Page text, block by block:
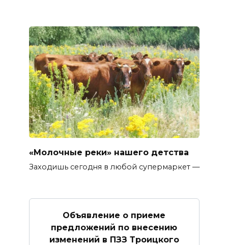
«Молочные реки» нашего детства
Заходишь сегодня в любой супермаркет —
Объявление о приеме
предложений по внесению
изменений в ПЗЗ Троицкого